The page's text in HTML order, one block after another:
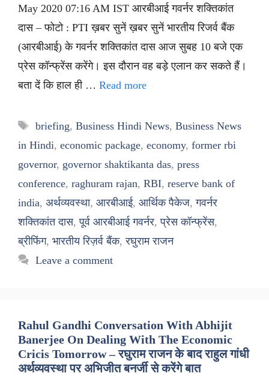
May 2020 07:16 AM IST आरबीआई गवर्नर शक्तिकांत
दास – फोटो : PTI ख़बर सुनें ख़बर सुनें भारतीय रिजर्व बैंक
(आरबीआई) के गवर्नर शक्तिकांत दास आज सुबह 10 बजे एक
प्रेस कॉन्फ्रेंस करेंगे। इस दौरान वह बड़े एलान कर सकते हैं।
बता दें कि हाल ही … Read more
Tags
briefing, Business Hindi News, Business News
in Hindi, economic package, economy, former rbi
governor, governor shaktikanta das, press
conference, raghuram rajan, RBI, reserve bank of
india, अर्थव्यवस्था, आरबीआई, आर्थिक पैकेज,गवर्नर
शक्तिकांत दास,पूर्व आरबीआई गवर्नर,प्रेस कॉन्फ्रेंस,
ब्रीफिंग, भारतीय रिज़र्व बैंक,रघुराम राजन
Leave a comment
Rahul Gandhi Conversation With Abhijit
Banerjee On Dealing With The Economic
Cricis Tomorrow – रघुराम राजन के बाद राहुल गांधी
अर्थव्यवस्था पर अभिजीत बनर्जी से करेंगे बात